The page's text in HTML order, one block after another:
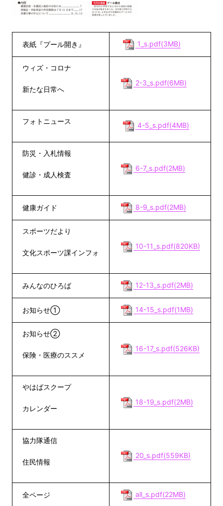
表紙『プール開き』 1_s.pdf(3MB)
ウィズ・コロナ
新たな日常へ
2-3_s.pdf(6MB)
フォトニュース 4-5_s.pdf(4MB)
防災・入札情報
健診・成人検査
6-7_s.pdf(2MB)
健康ガイド 8-9_s.pdf(2MB)
スポーツだより
文化スポーツ課インフォ
10-11_s.pdf(820KB)
みんなのひろば 12-13_s.pdf(2MB)
お知らせ① 14-15_s.pdf(1MB)
お知らせ②
保険・医療のススメ
16-17_s.pdf(526KB)
やはばスクープ
カレンダー
18-19_s.pdf(2MB)
協力隊通信
住民情報
20_s.pdf(559KB)
全ページ all_s.pdf(22MB)